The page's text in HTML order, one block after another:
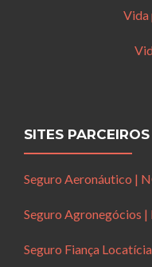
Vida
SITES PARCEIROS
Seguro Aeronáutico |
Seguro Agronegócios
Seguro Fiança